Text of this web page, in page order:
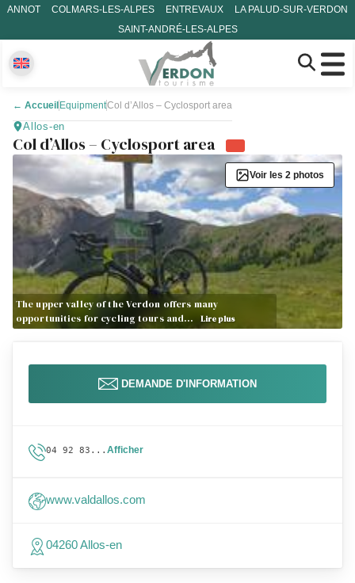
ANNOT COLMARS-LES-ALPES ENTREVAUX
LA PALUD-SUR-VERDON
SAINT-ANDRÉ-LES-ALPES
← Accueil EquipmentCol d’Allos – Cyclosport area
Allos-en
Col d’Allos – Cyclosport area
The upper valley of the Verdon offers many
opportunities for cycling tours and…
Lire plus
Voir les 2 photos
DEMANDE D'INFORMATION
04 92 83... Afficher
www.valdallos.com
04260 Allos-en